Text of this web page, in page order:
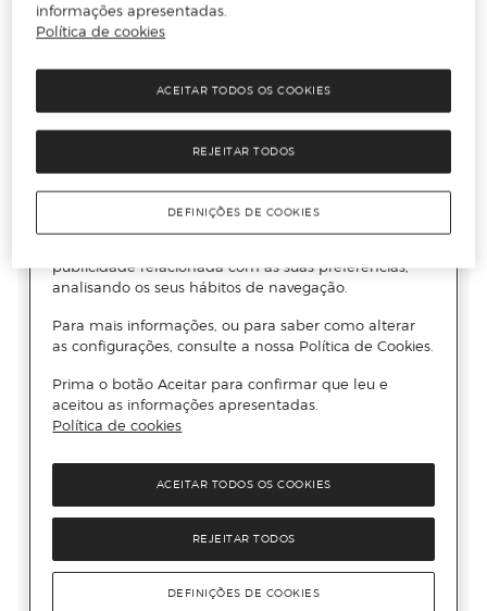
informações apresentadas.
Política de cookies
REJEITAR TODOS
ACEITAR TODOS OS COOKIES
DEFINIÇÕES DE COOKIES